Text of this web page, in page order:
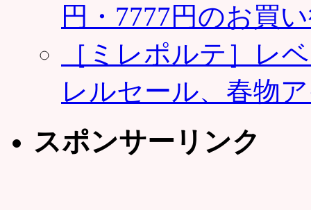
円・7777円のお買
［ミレポルテ］レ
レルセール、春物
スポンサーリンク